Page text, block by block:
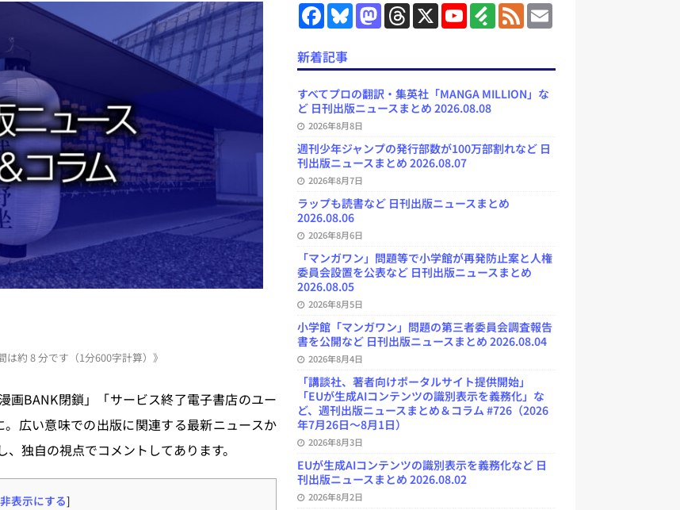
日刊出版ニュースまとめ
タ版）を公開しました
お知らせ
社「MANGA MILLION」など 日刊出版ニュースまとめ
行部数が100万部割れなど 日刊出版ニュースまとめ 2026.08.07
は約 8 分です（1分600字計算）》
BANK閉鎖」「サービス終了電子書店のユー
広い意味での出版に関連する最新ニュースか
独自の視点でコメントしてあります。
非表示にする]
F
a
e
b
o
o
k
B
l
k
y
M
a
d
o
n
T
h
d
s
X
Y
o
b
e
C
h
n
e
F
e
y
F
e
E
m
新着記事
すべてプロの翻訳・集英社「MANGA MILLION」な
ど 日刊出版ニュースまとめ 2026.08.08
2026年8月8日
週刊少年ジャンプの発行部数が100万部割れなど 日
刊出版ニュースまとめ 2026.08.07
2026年8月7日
ラップも読書など 日刊出版ニュースまとめ
2026.08.06
2026年8月6日
「マンガワン」問題等で小学館が再発防止案と人権
委員会設置を公表など 日刊出版ニュースまとめ
2026.08.05
2026年8月5日
小学館「マンガワン」問題の第三者委員会調査報告
書を公開など 日刊出版ニュースまとめ 2026.08.04
2026年8月4日
「講談社、著者向けポータルサイト提供開始」
「EUが生成AIコンテンツの識別表示を義務化」な
ど、週刊出版ニュースまとめ＆コラム #726（2026
年7月26日～8月1日）
2026年8月3日
EUが生成AIコンテンツの識別表示を義務化など 日
刊出版ニュースまとめ 2026.08.02
2026年8月2日